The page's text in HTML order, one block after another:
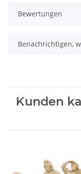
Bewertungen
Benachrichtigen,
Kunden